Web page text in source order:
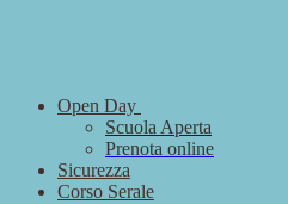
Open Day
Scuola Aperta
Prenota online
Sicurezza
Corso Serale